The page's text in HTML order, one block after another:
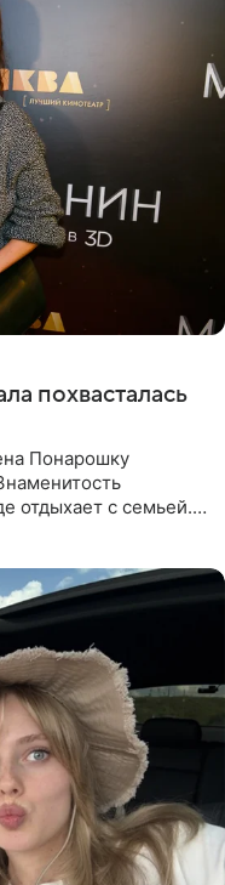
похвасталась
Понарошку
отдыхает с семьей.